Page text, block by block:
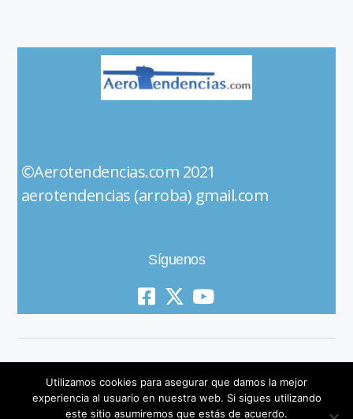
©Aerotendencias.com 2021
aerotendencias (arroba) gmail.com
Síguenos
© 2019 All Rights Reserved
Utilizamos cookies para asegurar que damos la mejor
experiencia al usuario en nuestra web. Si sigues utilizando
este sitio asumiremos que estás de acuerdo.